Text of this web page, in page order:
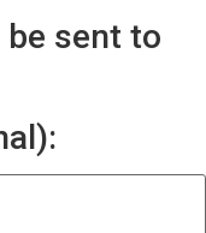
sent to